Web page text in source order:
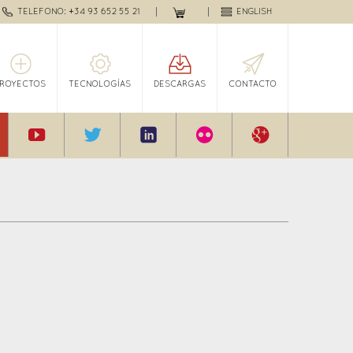
ENGLISH
TELEFONO: +34 93 652 55 21
TECNOLOGÍAS DESCARGAS CONTACTO